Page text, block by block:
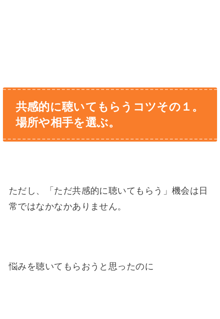
共感的に聴いてもらうコツその１。
場所や相手を選ぶ。
ただし、「ただ共感的に聴いてもらう」機会は日
常ではなかなかありません。
悩みを聴いてもらおうと思ったのに